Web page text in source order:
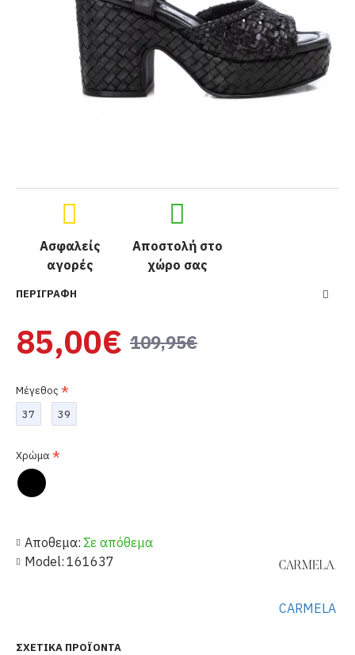
Ασφαλείς
αγορές
Αποστολή στο
χώρο σας
ΠΕΡΙΓΡΑΦΉ
Αποθεμα: Σε απόθεμα
Model: 161637
CARMELA
85,00€ 109,95€
Μέγεθος
37
39
Χρώμα
ΣΧΕΤΙΚΆ ΠΡΟΪΌΝΤΑ